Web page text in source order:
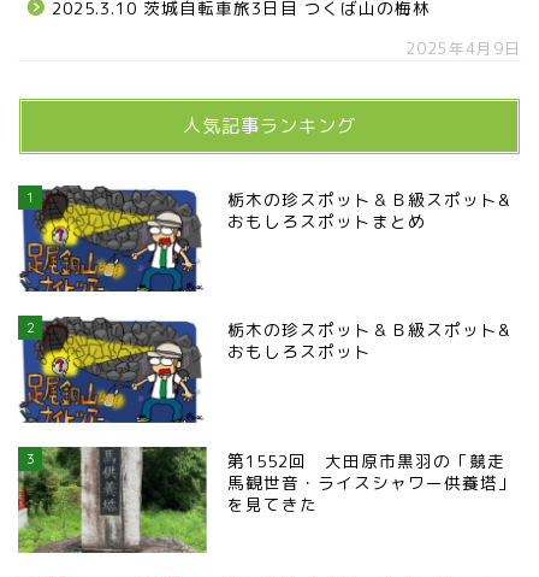
2025.3.10 茨城自転車旅3日目 つくば山の梅林
2025年4月9日
人気記事ランキング
1
栃木の珍スポット＆Ｂ級スポット&
おもしろスポットまとめ
2
栃木の珍スポット＆Ｂ級スポット&
おもしろスポット
3
第1552回 大田原市黒羽の「競走
馬観世音・ライスシャワー供養塔」
を見てきた